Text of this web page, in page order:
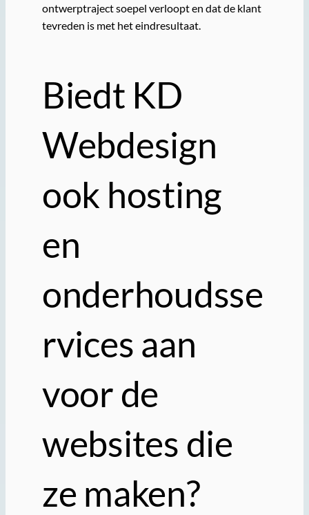
ontwerptraject soepel verloopt en dat de klant
tevreden is met het eindresultaat.
Biedt KD
Webdesign
ook hosting
en
onderhoudsse
rvices aan
voor de
websites die
ze maken?